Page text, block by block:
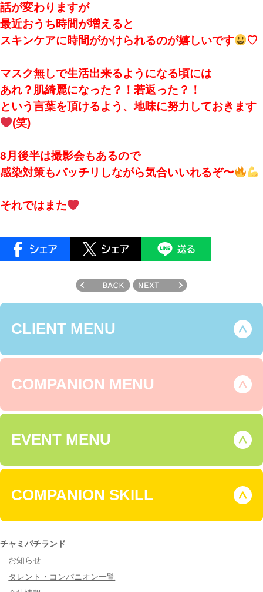
話が変わりますが
最近おうち時間が増えると
スキンケアに時間がかけられるのが嬉しいです
♡
マスク無しで生活出来るようになる頃には
あれ？肌綺麗になった？！若返った？！
という言葉を頂けるよう、地味に努力しておきます
(笑)
8月後半は撮影会もあるので
感染対策もバッチリしながら気合いいれるぞ〜
それではまた
CLIENT MENU
COMPANION MENU
EVENT MENU
COMPANION SKILL
チャミパチランド
お知らせ
タレント・コンパニオン一覧